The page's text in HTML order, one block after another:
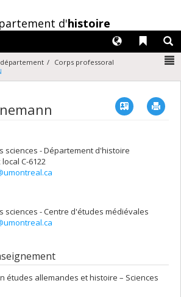
d'histoire
Liens
Langues
Corps professoral
Vcard
sciences - Département d'histoire
local C-6122
sciences - Centre d'études médiévales
études allemandes et histoire – Sciences